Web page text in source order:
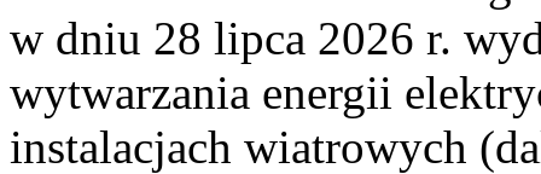
w dniu 28 lipca 2026 r.
wytwarzania energii
instalacjach wiatrowych